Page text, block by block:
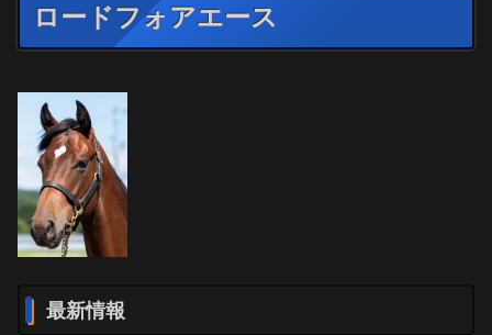
ロードフォアエース
最新情報